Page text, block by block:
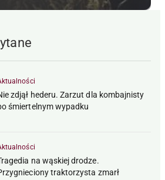
zdjął hederu. Zarzut dla kombajnisty
śmiertelnym wypadku
na wąskiej drodze.
traktorzysta zmarł